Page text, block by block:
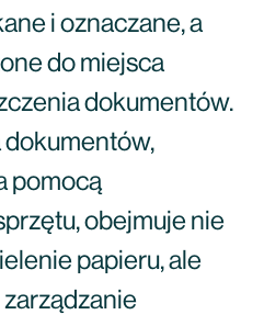
i oznaczane, a
do miejsca
dokumentów.
dokumentów,
pomocą
obejmuje nie
papieru, ale